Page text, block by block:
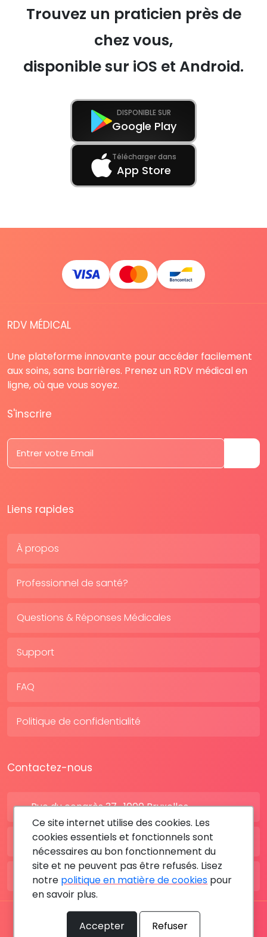
Trouvez un praticien près de
chez vous,
disponible sur iOS et Android.
DISPONIBLE SUR
Google Play
Télécharger dans
App Store
RDV MÉDICAL
Une plateforme innovante pour accéder facilement
aux soins, sans barrières. Prenez un RDV médical en
ligne, où que vous soyez.
S'inscrire
Liens rapides
À propos
Professionnel de santé?
Questions & Réponses Médicales
Support
FAQ
Politique de confidentialité
Contactez-nous
Rue du congrès 37 , 1000 Bruxelles
BE: +32 28080227
FR: +33 183642895
Tous les droits sont réservés © 2026 RDV MÉDICAL By
Ce site internet utilise des cookies. Les
cookies essentiels et fonctionnels sont
nécessaires au bon fonctionnement du
site et ne peuvent pas être refusés. Lisez
notre politique en matière de cookies pour
en savoir plus.
Accepter Refuser